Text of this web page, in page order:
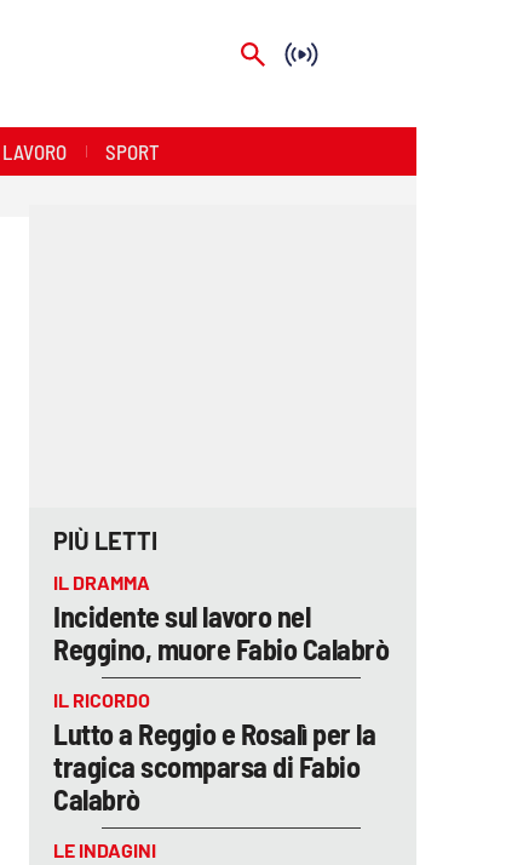
SPORT
PIÙ LETTI
IL DRAMMA
Incidente sul lavoro nel
Reggino, muore Fabio Calabrò
IL RICORDO
Lutto a Reggio e Rosalì per la
tragica scomparsa di Fabio
Calabrò
LE INDAGINI